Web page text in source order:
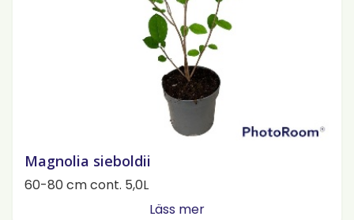
Magnolia sieboldii
60-80 cm cont. 5,0L
Läss mer